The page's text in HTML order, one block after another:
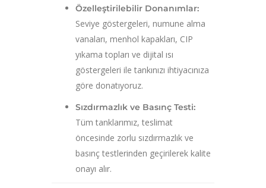
Özelleştirilebilir Donanımlar:
Seviye göstergeleri, numune alma
vanaları, menhol kapakları, CIP
yıkama topları ve dijital ısı
göstergeleri ile tankınızı ihtiyacınıza
göre donatıyoruz.
Sızdırmazlık ve Basınç Testi:
Tüm tanklarımız, teslimat
öncesinde zorlu sızdırmazlık ve
basınç testlerinden geçirilerek kalite
onayı alır.